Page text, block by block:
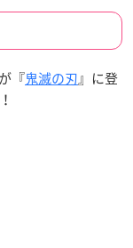
『鬼滅の刃』に登